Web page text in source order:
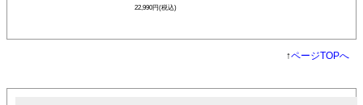
22,990円(税込)
↑ページTOPへ